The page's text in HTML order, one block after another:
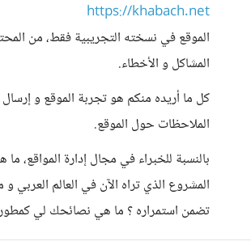
https://khabach.net
الموقع في نسخته التجريبية فقط، من
المشاكل و الأخطاء.
كل ما أريده منكم هو تجربة الموقع و
الملاحظات حول الموقع.
بالنسبة للخبراء في مجال إدارة المواقع،
المشروع الذي تراه الآن في العالم العربي
تضمن استمراره ؟ ما هي نصائحك لي